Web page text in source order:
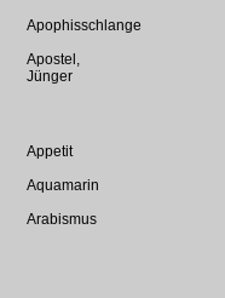
Apophisschlange
Apostel,
Jünger
Appetit
Aquamarin
Arabismus